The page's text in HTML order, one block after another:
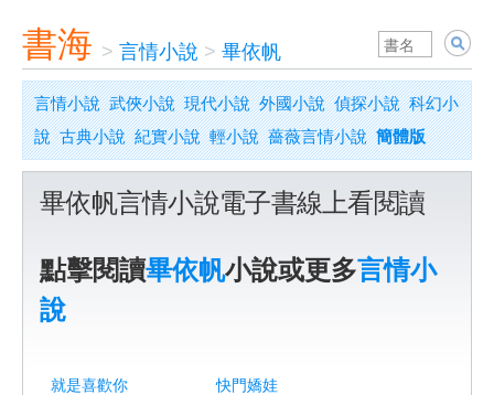
書海 > 言情小說 > 畢依帆
言情小說 武俠小說 現代小說 外國小說 偵探小說 科幻小
說 古典小說 紀實小說 輕小說 薔薇言情小說 簡體版
畢依帆言情小說電子書線上看閱讀
點擊閱讀畢依帆小說或更多言情小
說
就是喜歡你 快門嬌娃